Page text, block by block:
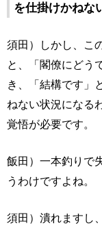
を仕掛けかねな
須田）しかし、こ
と、「閣僚にどう
き、「結構です」
ねない状況になる
覚悟が必要です。
飯田）一本釣りで
うわけですよね。
須田）潰れますし